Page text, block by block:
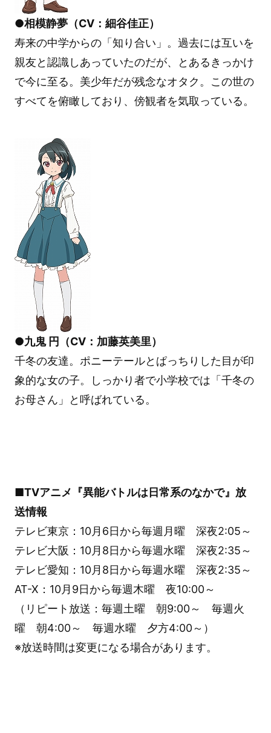
●相模静夢（CV：細谷佳正）
寿来の中学からの「知り合い」。過去には互いを
親友と認識しあっていたのだが、とあるきっかけ
で今に至る。美少年だが残念なオタク。この世の
すべてを俯瞰しており、傍観者を気取っている。
●九鬼 円（CV：加藤英美里）
千冬の友達。ポニーテールとぱっちりした目が印
象的な女の子。しっかり者で小学校では「千冬の
お母さん」と呼ばれている。
■TVアニメ『異能バトルは日常系のなかで』放
送情報
テレビ東京：10月6日から毎週月曜 深夜2:05～
テレビ大阪：10月8日から毎週水曜 深夜2:35～
テレビ愛知：10月8日から毎週水曜 深夜2:35～
AT-X：10月9日から毎週木曜 夜10:00～
（リピート放送：毎週土曜 朝9:00～ 毎週火
曜 朝4:00～ 毎週水曜 夕方4:00～）
※放送時間は変更になる場合があります。